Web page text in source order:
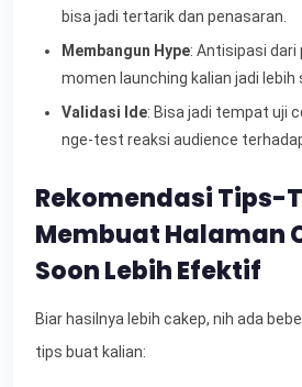
bisa jadi tertarik dan penasaran.
Membangun Hype: Antisipasi dari
momen launching kalian jadi lebih
Validasi Ide: Bisa jadi tempat uji
nge-test reaksi audience
Rekomendasi Tips-
Membuat Halaman
Soon Lebih Efektif
Biar hasilnya lebih cakep, nih ada
tips buat kalian: